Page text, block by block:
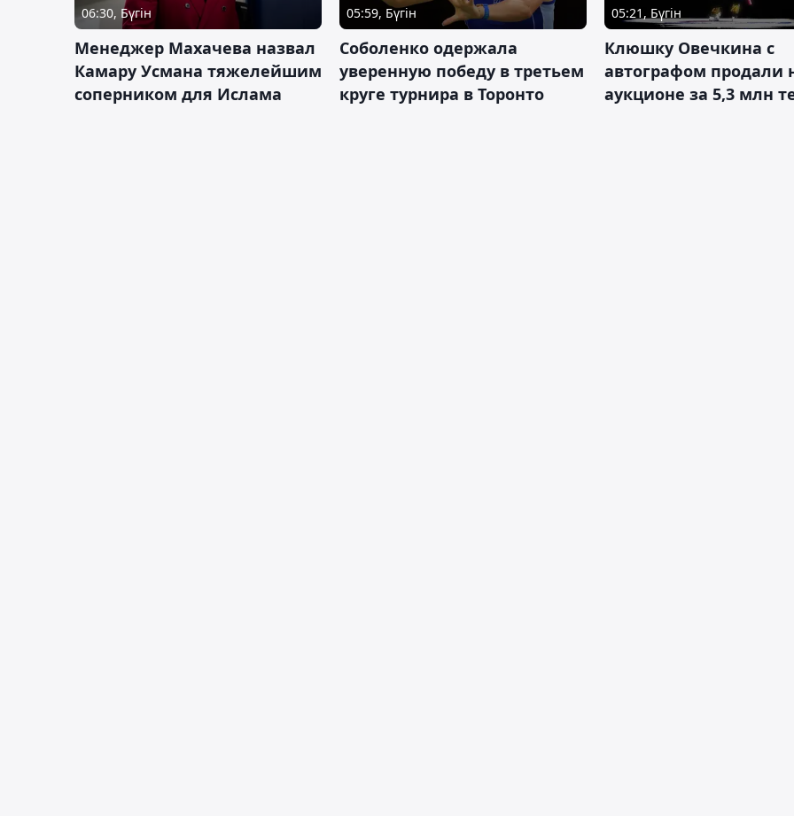
06:30, Бүгін
Менеджер Махачева назвал
Камару Усмана тяжелейшим
соперником для Ислама
05:59, Бүгін
Соболенко одержала
уверенную победу в третьем
круге турнира в Торонто
05:21, Бүгін
Клюшку Овечкина с
автографом продали
аукционе за 5,3 млн